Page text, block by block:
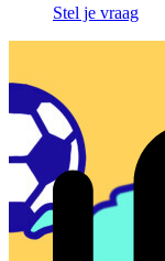
Stel je vraag